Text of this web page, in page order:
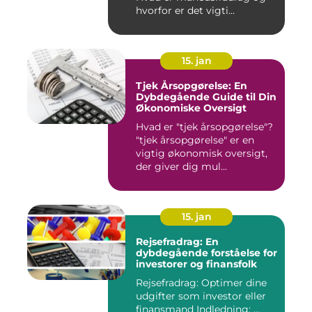
hvorfor er det vigti...
15. jan
Tjek Årsopgørelse: En
Dybdegående Guide til Din
Økonomiske Oversigt
Hvad er "tjek årsopgørelse"?
"tjek årsopgørelse" er en
vigtig økonomisk oversigt,
der giver dig mul...
15. jan
Rejsefradrag: En
dybdegående forståelse for
investorer og finansfolk
Rejsefradrag: Optimer dine
udgifter som investor eller
finansmand Indledning: ...